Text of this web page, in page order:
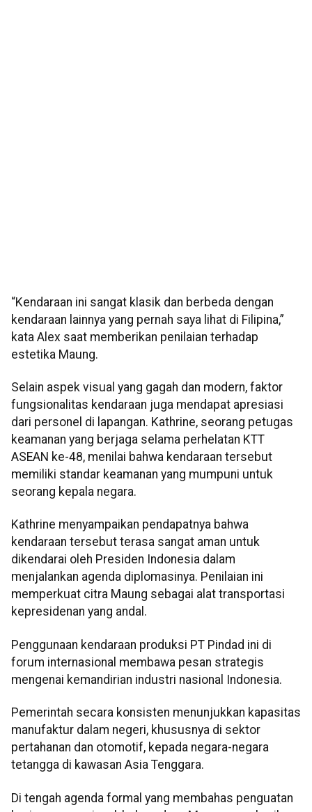
“Kendaraan ini sangat klasik dan berbeda dengan
kendaraan lainnya yang pernah saya lihat di Filipina,”
kata Alex saat memberikan penilaian terhadap
estetika Maung.
Selain aspek visual yang gagah dan modern, faktor
fungsionalitas kendaraan juga mendapat apresiasi
dari personel di lapangan. Kathrine, seorang petugas
keamanan yang berjaga selama perhelatan KTT
ASEAN ke-48, menilai bahwa kendaraan tersebut
memiliki standar keamanan yang mumpuni untuk
seorang kepala negara.
Kathrine menyampaikan pendapatnya bahwa
kendaraan tersebut terasa sangat aman untuk
dikendarai oleh Presiden Indonesia dalam
menjalankan agenda diplomasinya. Penilaian ini
memperkuat citra Maung sebagai alat transportasi
kepresidenan yang andal.
Penggunaan kendaraan produksi PT Pindad ini di
forum internasional membawa pesan strategis
mengenai kemandirian industri nasional Indonesia.
Pemerintah secara konsisten menunjukkan kapasitas
manufaktur dalam negeri, khususnya di sektor
pertahanan dan otomotif, kepada negara-negara
tetangga di kawasan Asia Tenggara.
Di tengah agenda formal yang membahas penguatan